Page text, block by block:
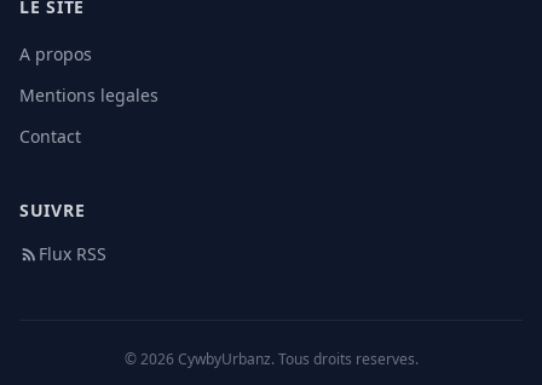
LE SITE
A propos
Mentions legales
Contact
SUIVRE
Flux RSS
© 2026 CywbyUrbanz. Tous droits reserves.